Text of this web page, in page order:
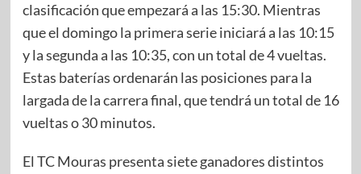
clasificación que empezará a las 15:30. Mientras
que el domingo la primera serie iniciará a las 10:15
y la segunda a las 10:35, con un total de 4 vueltas.
Estas baterías ordenarán las posiciones para la
largada de la carrera final, que tendrá un total de 16
vueltas o 30 minutos.
El TC Mouras presenta siete ganadores distintos